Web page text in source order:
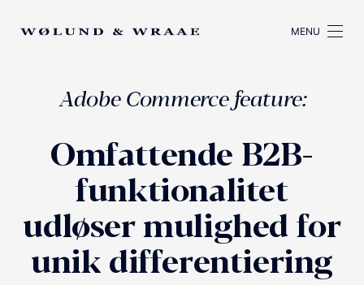
MENU
Adobe Commerce feature:
Omfattende B2B-
funktionalitet
udløser mulighed for
unik differentiering